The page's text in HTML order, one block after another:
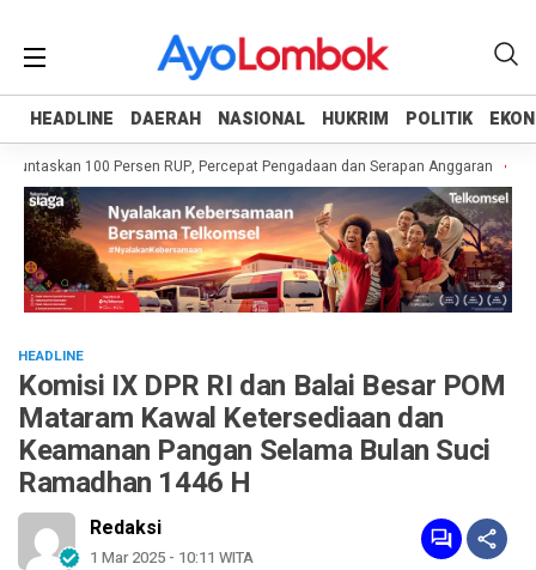
HEADLINE DAERAH NASIONAL HUKRIM POLITIK
HEADLINE DAERAH NASIONAL HUKRIM POLITIK
100 Persen RUP, Percepat Pengadaan dan Serapan Anggaran
HEADLINE
Komisi IX DPR RI dan Balai Besar POM
Mataram Kawal Ketersediaan dan
Keamanan Pangan Selama Bulan Suci
Ramadhan 1446 H
Redaksi
1 Mar 2025 - 10:11 WITA